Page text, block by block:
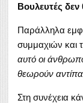
Βουλευτές δεν
Παράλληλα
συμμαχιών και
αυτό οι
θεωρούν
Στη συνέχεια